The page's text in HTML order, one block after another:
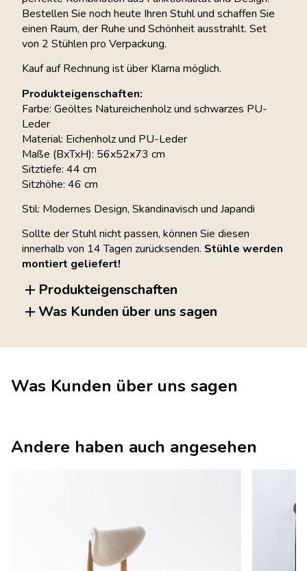
Bestellen Sie noch heute Ihren Stuhl und schaffen Sie
einen Raum, der Ruhe und Schönheit ausstrahlt. Set
von 2 Stühlen pro Verpackung.
Kauf auf Rechnung ist über Klarna möglich.
Produkteigenschaften:
Farbe: Geöltes Natureichenholz und schwarzes PU-
Leder
Material: Eichenholz und PU-Leder
Maße (BxTxH): 56x52x73 cm
Sitztiefe: 44 cm
Sitzhöhe: 46 cm
Stil: Modernes Design, Skandinavisch und Japandi
Sollte der Stuhl nicht passen, können Sie diesen
innerhalb von 14 Tagen zurücksenden. Stühle werden
montiert geliefert!
Produkteigenschaften
Was Kunden über uns sagen
Was Kunden über uns sagen
Andere haben auch angesehen